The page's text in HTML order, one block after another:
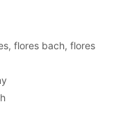
,flores bach,flores